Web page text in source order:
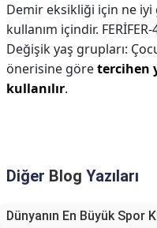
Demir eksikliği için ne iyi
kullanım içindir.
Değişik yaş grupları:
önerisine göretercihen
kullanılır.
Diğer Blog Yazıları
Dünyanın En Büyük Spor